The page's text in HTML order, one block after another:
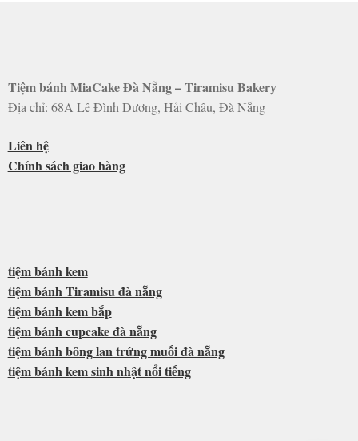
Tiệm bánh MiaCake Đà Nẵng – Tiramisu Bakery
Địa chỉ: 68A Lê Đình Dương, Hải Châu, Đà Nẵng
Liên hệ
Chính sách giao hàng
tiệm bánh kem
tiệm bánh Tiramisu đà nẵng
tiệm bánh kem bắp
tiệm bánh cupcake đà nẵng
tiệm bánh bông lan trứng muối đà nẵng
tiệm bánh kem sinh nhật nổi tiếng